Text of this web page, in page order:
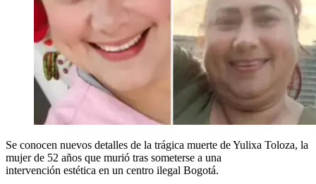
Se conocen nuevos detalles de la trágica muerte de Yulixa Toloza, la
mujer de 52 años que murió tras someterse a una
intervención estética en un centro ilegal Bogotá.